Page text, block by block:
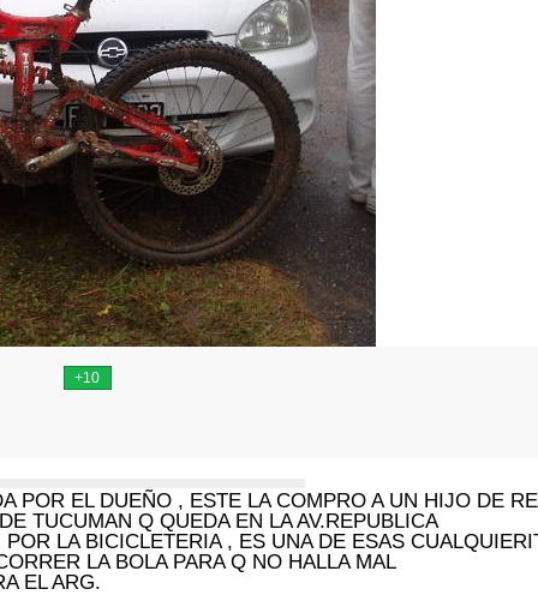
POR EL DUEÑO , ESTE LA COMPRO A UN HIJO DE
TUCUMAN Q QUEDA EN LA AV.REPUBLICA
LA BICICLETERIA , ES UNA DE ESAS
LA BOLA PARA Q NO HALLA MAL
EL ARG.